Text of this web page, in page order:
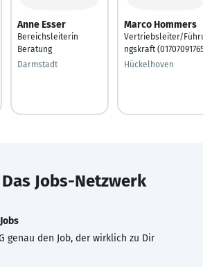
Anne Esser
Bereichsleiterin
Beratung
Darmstadt
Marco Hommers
Vertriebsleiter/
ngskraft
Hückelhoven
Das Jobs-Netzwerk
genau den Job, der wirklich zu Dir